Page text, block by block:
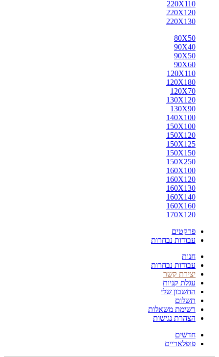
220X110
220X120
220X130
80X50
90X40
90X50
90X60
120X110
120X180
120X70
130X120
130X90
140X100
150X100
150X120
150X125
150X150
150X250
160X100
160X120
160X130
160X140
160X160
170X120
פרקטים
עבודות נבחרות
חנות
עבודות נבחרות
יצירת קשר
עגלת קניות
החשבון שלי
תשלום
רשימת משאלות
הצהרת נגישות
חדשים
פופלאריים